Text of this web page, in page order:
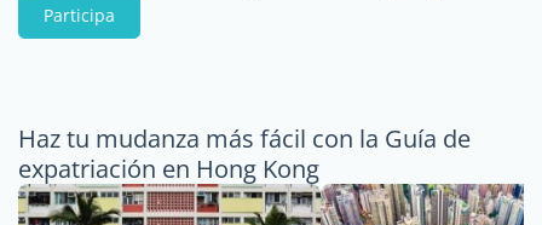
Participa
Haz tu mudanza más fácil con la Guía de
expatriación en Hong Kong